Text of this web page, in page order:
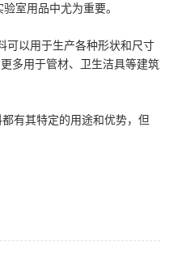
室用品中尤为重要。
可以用于生产各种形状和尺寸
多用于管材、卫生洁具等建筑
有其特定的用途和优势，但